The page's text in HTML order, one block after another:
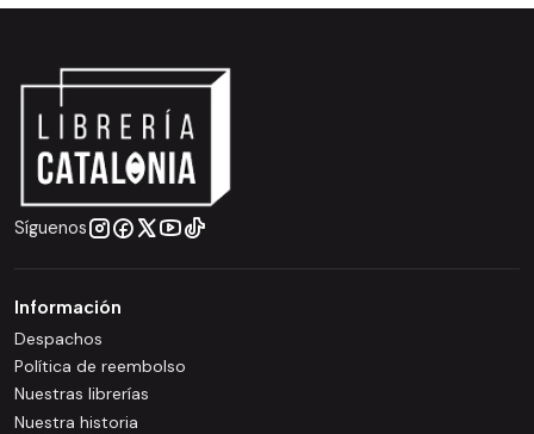
Síguenos
Información
Despachos
Política de reembolso
Nuestras librerías
Nuestra historia